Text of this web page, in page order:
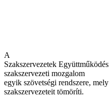
A
Szakszervezetek
szakszervezeti mozgalom
egyik szövetségi rendszere,
szakszervezeteit tömöríti.